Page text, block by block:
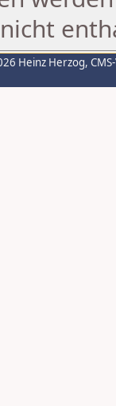
Heinz Herzog,